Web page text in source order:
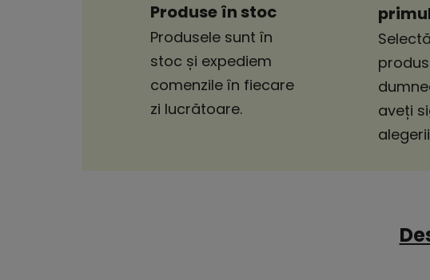
Produse în stoc
Produsele sunt în
stoc și expediem
comenzile în fiecare
zi lucrătoare.
aveți